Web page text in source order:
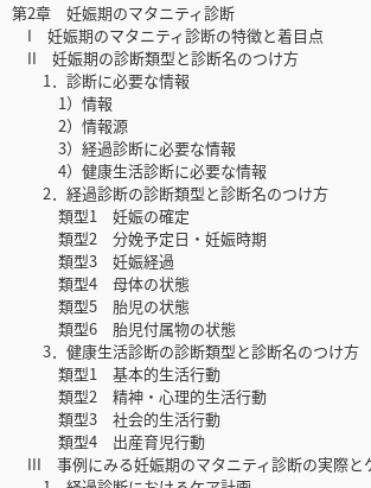
第2章 妊娠期のマタニティ診断
I 妊娠期のマタニティ診断の特徴と着目点
II 妊娠期の診断類型と診断名のつけ方
1．診断に必要な情報
1）情報
2）情報源
3）経過診断に必要な情報
4）健康生活診断に必要な情報
2．経過診断の診断類型と診断名のつけ方
類型1 妊娠の確定
類型2 分娩予定日・妊娠時期
類型3 妊娠経過
類型4 母体の状態
類型5 胎児の状態
類型6 胎児付属物の状態
3．健康生活診断の診断類型と診断名のつけ方
類型1 基本的生活行動
類型2 精神・心理的生活行動
類型3 社会的生活行動
類型4 出産育児行動
III 事例にみる妊娠期のマタニティ診断の実際と